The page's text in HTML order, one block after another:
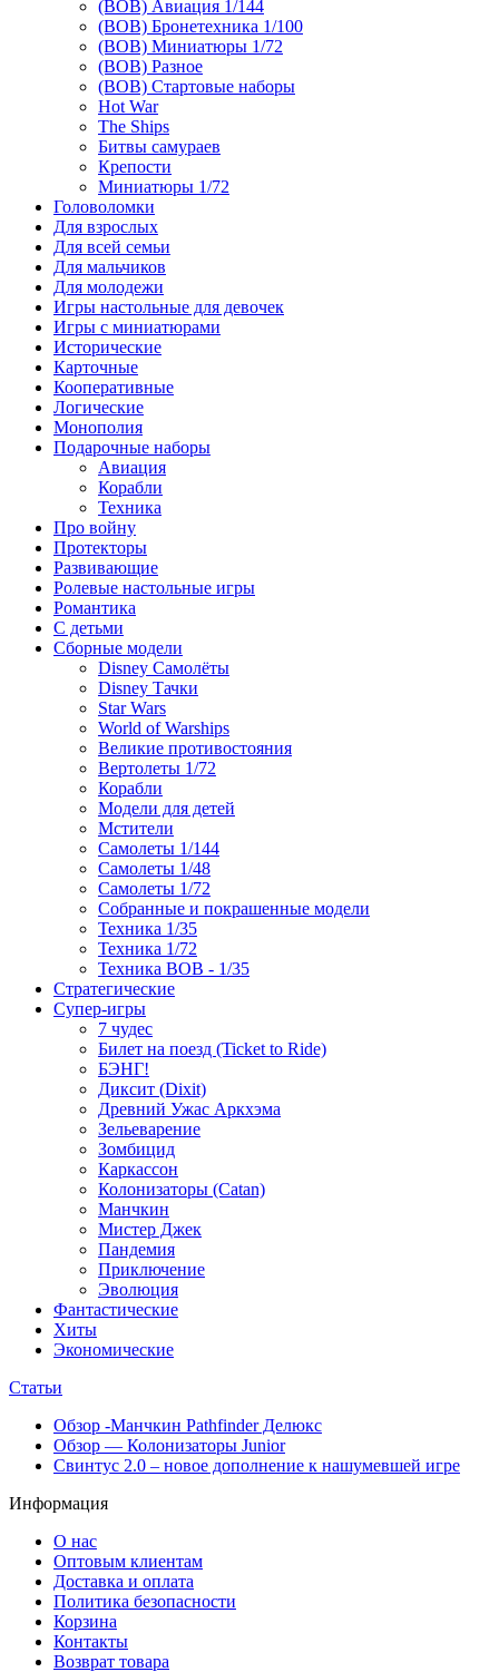
(ВОВ) Авиация 1/144
(ВОВ) Бронетехника 1/100
(ВОВ) Миниатюры 1/72
(ВОВ) Разное
(ВОВ) Стартовые наборы
Hot War
The Ships
Битвы самураев
Крепости
Миниатюры 1/72
Головоломки
Для взрослых
Для всей семьи
Для мальчиков
Для молодежи
Игры настольные для девочек
Игры с миниатюрами
Исторические
Карточные
Кооперативные
Логические
Монополия
Подарочные наборы
Авиация
Корабли
Техника
Про войну
Протекторы
Развивающие
Ролевые настольные игры
Романтика
С детьми
Сборные модели
Disney Самолёты
Disney Тачки
Star Wars
World of Warships
Великие противостояния
Вертолеты 1/72
Корабли
Модели для детей
Мстители
Самолеты 1/144
Самолеты 1/48
Самолеты 1/72
Собранные и покрашенные модели
Техника 1/35
Техника 1/72
Техника ВОВ - 1/35
Стратегические
Супер-игры
7 чудес
Билет на поезд (Ticket to Ride)
БЭНГ!
Диксит (Dixit)
Древний Ужас Аркхэма
Зельеварение
Зомбицид
Каркассон
Колонизаторы (Catan)
Манчкин
Мистер Джек
Пандемия
Приключение
Эволюция
Фантастические
Хиты
Экономические
Статьи
Обзор -Манчкин Pathfinder Делюкс
Обзор — Колонизаторы Junior
Свинтус 2.0 – новое дополнение к нашумевшей игре
Информация
О нас
Оптовым клиентам
Доставка и оплата
Политика безопасности
Корзина
Контакты
Возврат товара